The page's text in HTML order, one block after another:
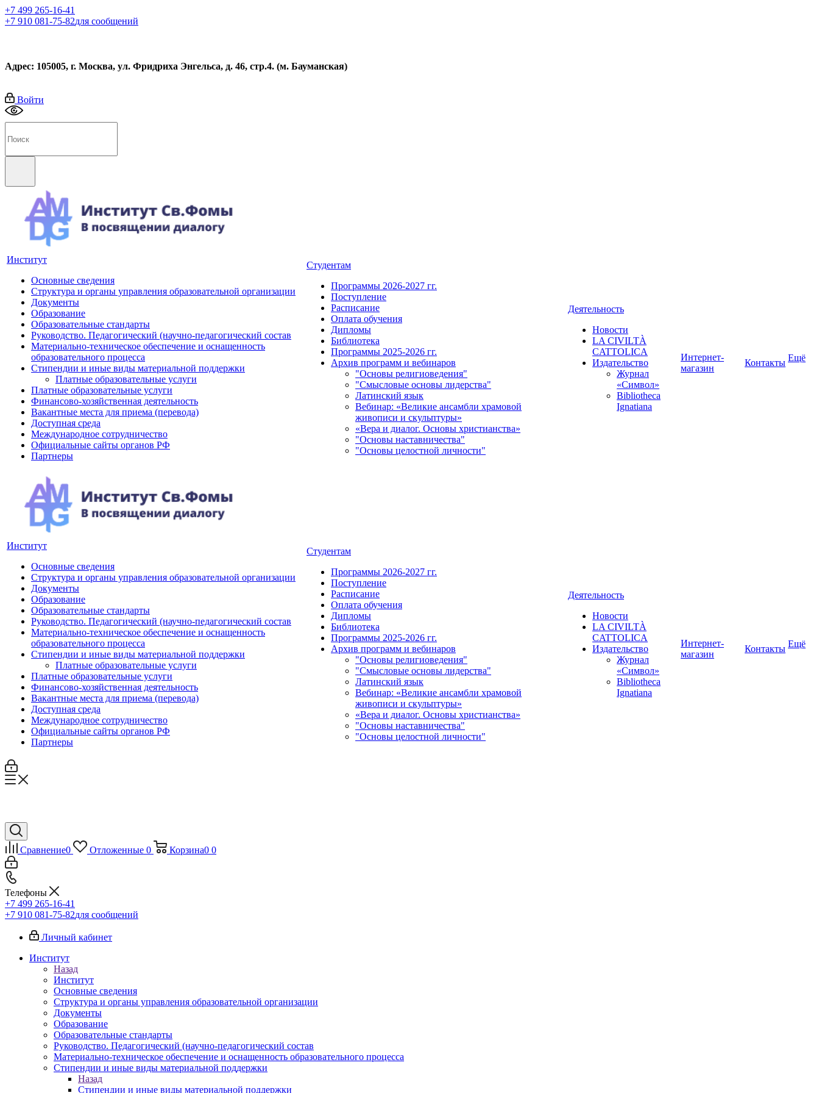
+7 499 265-16-41
+7 910 081-75-82для сообщений
Адрес: 105005, г. Москва, ул. Фридриха Энгельса, д. 46, стр.4. (м. Бауманская)
Войти
Институт
Основные сведения
Структура и органы управления образовательной организации
Документы
Образование
Образовательные стандарты
Руководство. Педагогический (научно-педагогический состав
Материально-техническое обеспечение и оснащенность
образовательного процесса
Стипендии и иные виды материальной поддержки
Платные образовательные услуги
Платные образовательные услуги
Финансово-хозяйственная деятельность
Вакантные места для приема (перевода)
Доступная среда
Международное сотрудничество
Официальные сайты органов РФ
Партнеры
Студентам
Программы 2026-2027 гг.
Поступление
Расписание
Оплата обучения
Дипломы
Библиотека
Программы 2025-2026 гг.
Архив программ и вебинаров
"Основы религиоведения"
"Смысловые основы лидерства"
Латинский язык
Вебинар: «Великие ансамбли храмовой
живописи и скульптуры»
«Вера и диалог. Основы христианства»
"Основы наставничества"
"Основы целостной личности"
Деятельность
Новости
LA CIVILTÀ
CATTOLICA
Издательство
Журнал
«Символ»
Bibliotheca
Ignatiana
Интернет-
магазин
Контакты Ещё
Институт
Основные сведения
Структура и органы управления образовательной организации
Документы
Образование
Образовательные стандарты
Руководство. Педагогический (научно-педагогический состав
Материально-техническое обеспечение и оснащенность
образовательного процесса
Стипендии и иные виды материальной поддержки
Платные образовательные услуги
Платные образовательные услуги
Финансово-хозяйственная деятельность
Вакантные места для приема (перевода)
Доступная среда
Международное сотрудничество
Официальные сайты органов РФ
Партнеры
Студентам
Программы 2026-2027 гг.
Поступление
Расписание
Оплата обучения
Дипломы
Библиотека
Программы 2025-2026 гг.
Архив программ и вебинаров
"Основы религиоведения"
"Смысловые основы лидерства"
Латинский язык
Вебинар: «Великие ансамбли храмовой
живописи и скульптуры»
«Вера и диалог. Основы христианства»
"Основы наставничества"
"Основы целостной личности"
Деятельность
Новости
LA CIVILTÀ
CATTOLICA
Издательство
Журнал
«Символ»
Bibliotheca
Ignatiana
Интернет-
магазин
Контакты Ещё
Сравнение0 Отложенные 0 Корзина0 0
Телефоны
+7 499 265-16-41
+7 910 081-75-82для сообщений
Личный кабинет
Институт
Назад
Институт
Основные сведения
Структура и органы управления образовательной организации
Документы
Образование
Образовательные стандарты
Руководство. Педагогический (научно-педагогический состав
Материально-техническое обеспечение и оснащенность образовательного процесса
Стипендии и иные виды материальной поддержки
Назад
Стипендии и иные виды материальной поддержки